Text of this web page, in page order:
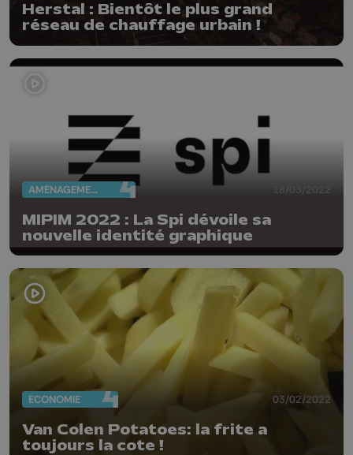
Herstal : Bientôt le plus grand
réseau de chauffage urbain !
AMÉNAGEMENT DU TERRITOIRE 18/03/2022
MIPIM 2022 : La Spi dévoile sa
nouvelle identité graphique
ECONOMIE 03/02/2022
Van Colen Potatoes: la frite a
toujours la cote !